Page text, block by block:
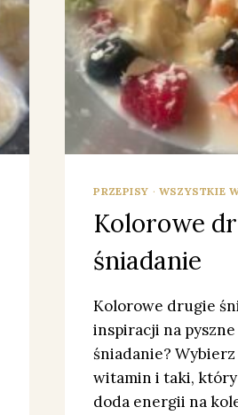
PRZEPISY · WSZYSTKIE
Kolorowe
śniadanie
Kolorowe drugie
inspiracji na
śniadanie? Wybierz
witamin i taki, który
doda energii na